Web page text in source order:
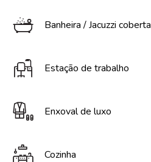
Banheira / Jacuzzi coberta
Estação de trabalho
Enxoval de luxo
Cozinha